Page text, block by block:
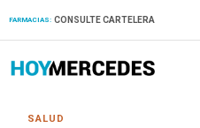
FARMACIAS: CONSULTE CARTELERA